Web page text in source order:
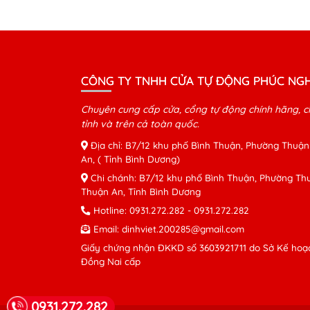
CÔNG TY TNHH CỬA TỰ ĐỘNG PHÚC
Chuyên cung cấp cửa, cổng tự động chính hãng,
tỉnh và trên cả toàn quốc.
Địa chỉ: B7/12 khu phố Bình Thuận, Phường Thuận
An, ( Tỉnh Bình Dương)
Chi chánh: B7/12 khu phố Bình Thuận, Phường
Thuận An, Tỉnh Bình Dương
Hotline: 0931.272.282 - 0931.272.282
Email: dinhviet.200285@gmail.com
Giấy chứng nhận ĐKKD số 3603921711 do Sở Kế
Đồng Nai cấp
0931.272.282